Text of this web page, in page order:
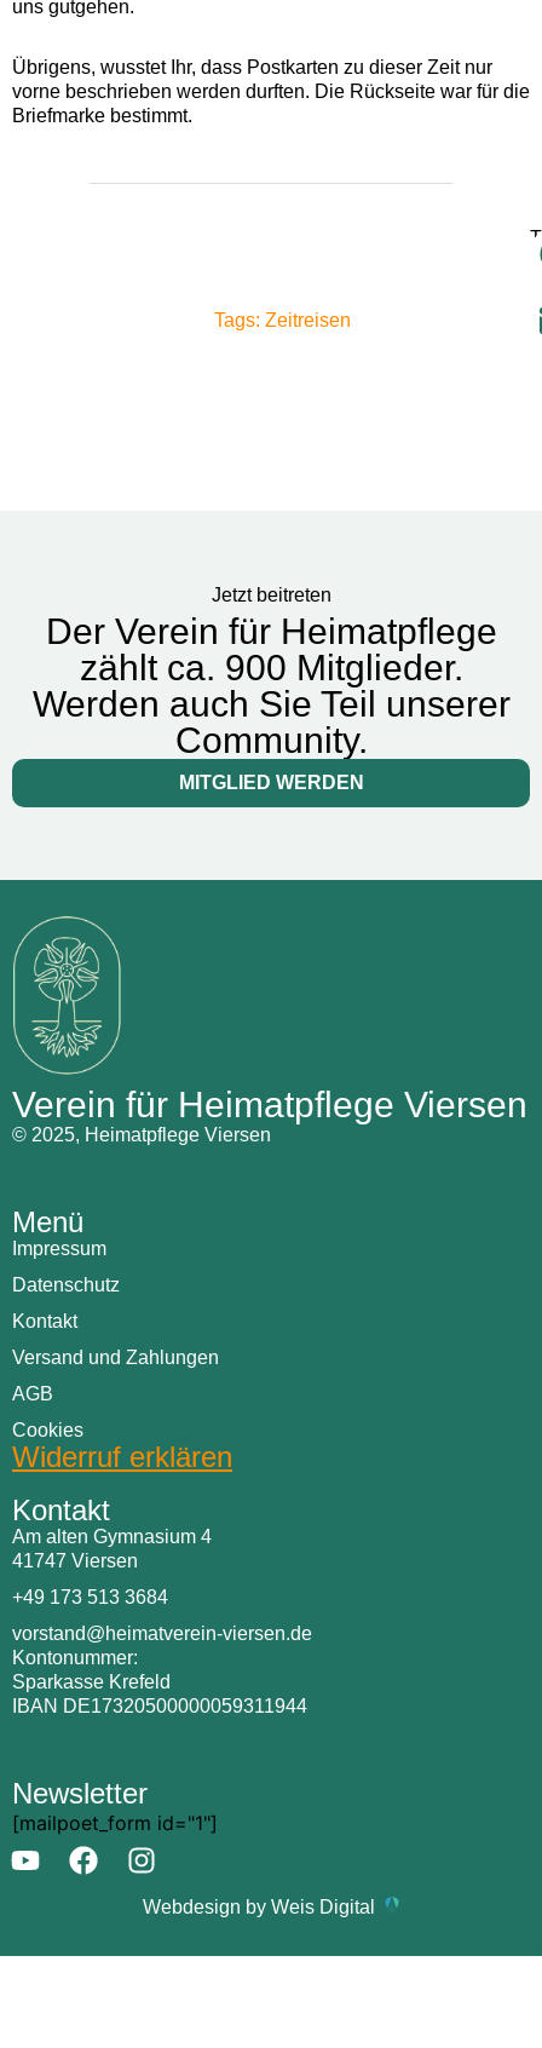
uns gutgehen.
Übrigens, wusstet Ihr, dass Postkarten zu dieser Zeit nur
vorne beschrieben werden durften. Die Rückseite war für die
Briefmarke bestimmt.
Tags: Zeitreisen
Jetzt beitreten
Der Verein für Heimatpflege
zählt ca. 900 Mitglieder.
Werden auch Sie Teil unserer
Community.
MITGLIED WERDEN
Verein für Heimatpflege Viersen
© 2025, Heimatpflege Viersen
Menü
Impressum
Datenschutz
Kontakt
Versand und Zahlungen
AGB
Cookies
Widerruf erklären
Kontakt
Am alten Gymnasium 4
41747 Viersen
+49 173 513 3684
vorstand@heimatverein-viersen.de
Kontonummer:
Sparkasse Krefeld
IBAN DE17320500000059311944
Newsletter
[mailpoet_form id="1"]
Webdesign by Weis Digital